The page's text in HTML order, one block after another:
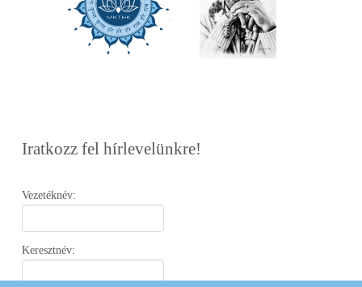
Iratkozz fel hírlevelünkre!
Vezetéknév:
Keresztnév: